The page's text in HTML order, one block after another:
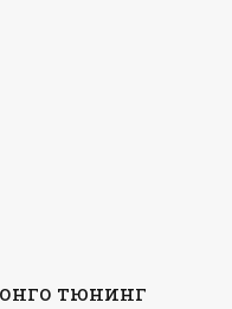
тюнинг